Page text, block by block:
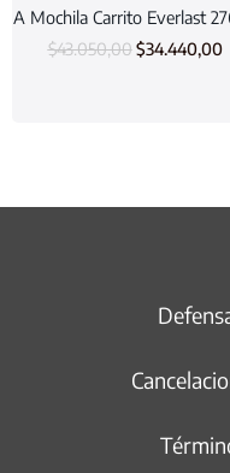
A Mochila Carrito Everlast
$43.050,00 $34.440,00